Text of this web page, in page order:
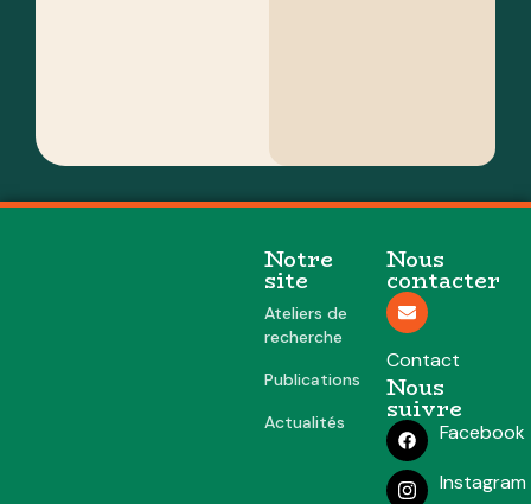
Notre
site
Ateliers de
recherche
Publications
Actualités
Nous
contacter
Contact
Nous
suivre
Facebook
Instagram